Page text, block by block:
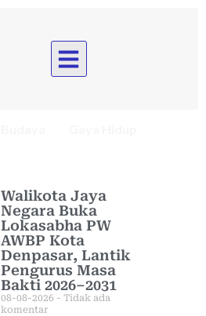
Walikota Jaya
Negara Buka
Lokasabha PW
AWBP Kota
Denpasar, Lantik
Pengurus Masa
Bakti 2026–2031
08-08-2026
Tidak ada
komentar